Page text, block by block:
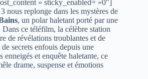
» sticky_enabled= »0″]
nous replonge dans les mystères de
, un polar haletant porté par une
ce téléfilm, la célèbre station
de révélations troublantes et de
secrets enfouis depuis une
enneigés et enquête haletante, ce
drame, suspense et émotions